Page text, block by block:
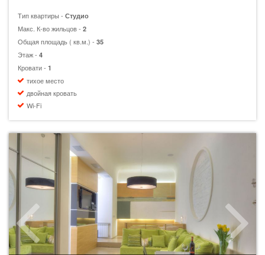
Тип квартиры - Студио
Макс. К-во жильцов - 2
Общая площадь ( кв.м.) - 35
Этаж - 4
Кровати - 1
тихое место
двойная кровать
Wi-Fi